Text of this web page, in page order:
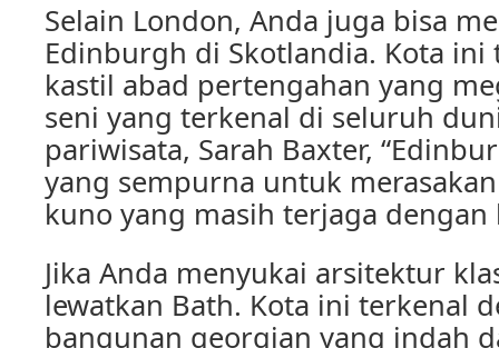
Selain London, Anda juga bisa
Edinburgh di Skotlandia. Kota
kastil abad pertengahan yang
seni yang terkenal di seluruh
pariwisata, Sarah Baxter,
yang sempurna untuk
kuno yang masih terjaga dengan
Jika Anda menyukai arsitektur
lewatkan Bath. Kota ini terkenal
bangunan georgian yang indah